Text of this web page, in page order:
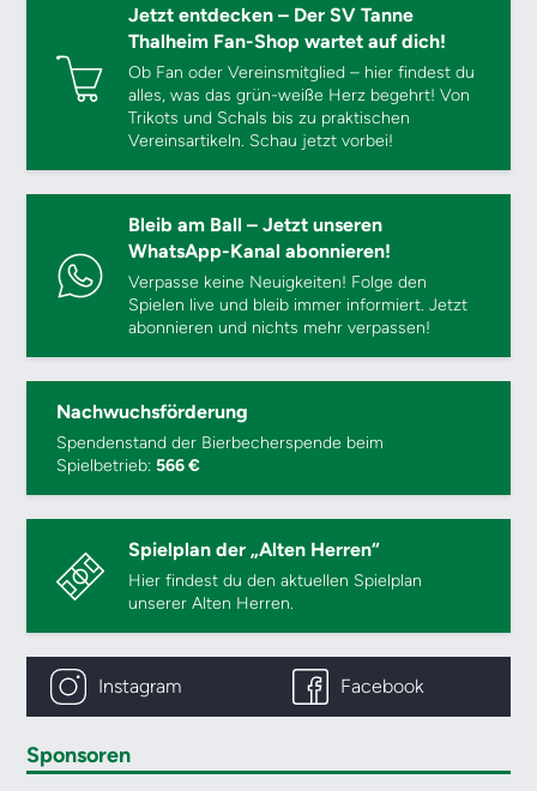
Jetzt entdecken – Der SV Tanne
Thalheim Fan-Shop wartet auf dich!
Ob Fan oder Vereinsmitglied – hier findest du
alles, was das grün-weiße Herz begehrt! Von
Trikots und Schals bis zu praktischen
Vereinsartikeln. Schau jetzt vorbei!
Bleib am Ball – Jetzt unseren
WhatsApp-Kanal abonnieren!
Verpasse keine Neuigkeiten! Folge den
Spielen live und bleib immer informiert. Jetzt
abonnieren und nichts mehr verpassen!
Nachwuchsförderung
Spendenstand der Bierbecherspende beim
Spielbetrieb:566 €
Spielplan der „Alten Herren“
Hier findest du den aktuellen Spielplan
unserer Alten Herren.
Instagram Facebook
Sponsoren